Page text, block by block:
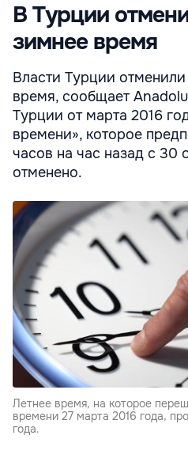
В Турции
зимнее время
Власти Турции
время, сообщает
Турции от марта 2016
времени», которое
часов на час назад с 30
отменено.
Летнее время, на которое
времени 27 марта 2016 года,
года.